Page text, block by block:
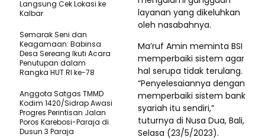
layanan yang dikeluhkan
oleh nasabahnya.
Ma’ruf Amin meminta BSI
memperbaiki sistem agar
hal serupa tidak terulang.
“Penyelesaiannya dengan
memperbaiki sistem bank
syariah itu sendiri,”
tuturnya di Nusa Dua, Bali,
Selasa (23/5/2023).
Langsung Cek Lokasi ke
Kalbar
Semarak Seni dan
Keagamaan: Babinsa
Desa Sereang Ikuti Acara
Penutupan dalam
Rangka HUT RI ke-78
Anggota Satgas TMMD
Kodim 1420/Sidrap Awasi
Progres Perintisan Jalan
Poros Karebosi-Paraja di
Dusun 3 Paraja